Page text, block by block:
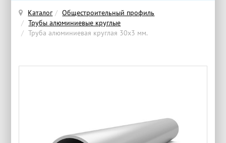
Каталог
Общестроительный профиль
Трубы алюминиевые круглые
Труба алюминиевая круглая 30x3 мм.